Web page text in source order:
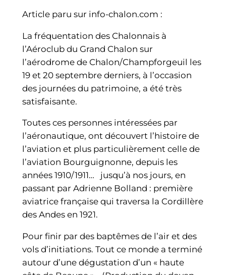
Article paru sur info-chalon.com :
La fréquentation des Chalonnais à
l’Aéroclub du Grand Chalon sur
l’aérodrome de Chalon/Champforgeuil les
19 et 20 septembre derniers, à l’occasion
des journées du patrimoine, a été très
satisfaisante.
Toutes ces personnes intéressées par
l’aéronautique, ont découvert l’histoire de
l’aviation et plus particulièrement celle de
l’aviation Bourguignonne, depuis les
années 1910/1911… jusqu’à nos jours, en
passant par Adrienne Bolland : première
aviatrice française qui traversa la Cordillère
des Andes en 1921.
Pour finir par des baptêmes de l’air et des
vols d’initiations. Tout ce monde a terminé
autour d’une dégustation d’un « haute